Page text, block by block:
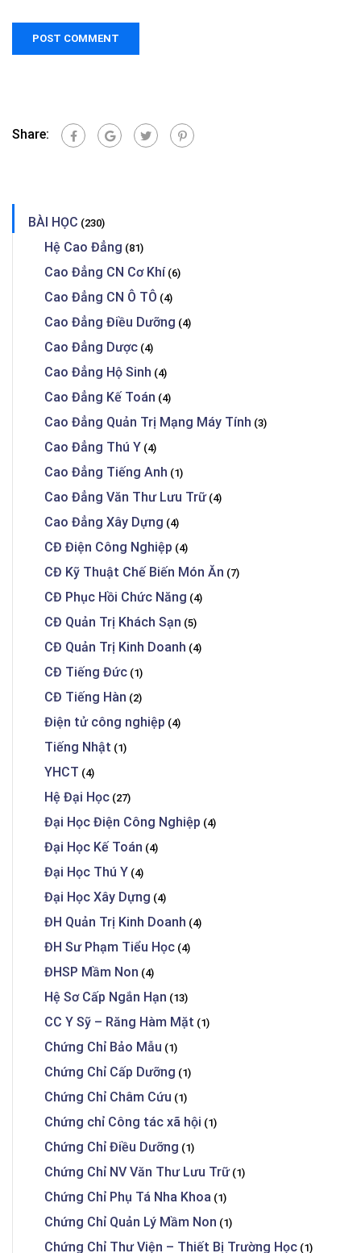
Share:
BÀI HỌC (230)
Hệ Cao Đẳng (81)
Cao Đẳng CN Cơ Khí (6)
Cao Đẳng CN Ô TÔ (4)
Cao Đẳng Điều Dưỡng (4)
Cao Đẳng Dược (4)
Cao Đẳng Hộ Sinh (4)
Cao Đẳng Kế Toán (4)
Cao Đẳng Quản Trị Mạng Máy Tính (3)
Cao Đẳng Thú Y (4)
Cao Đẳng Tiếng Anh (1)
Cao Đẳng Văn Thư Lưu Trữ(4)
Cao Đẳng Xây Dựng (4)
CĐ Điện Công Nghiệp (4)
CĐ Kỹ Thuật Chế Biến Món Ăn (7)
CĐ Phục Hồi Chức Năng (4)
CĐ Quản Trị Khách Sạn (5)
CĐ Quản Trị Kinh Doanh (4)
CĐ Tiếng Đức (1)
CĐ Tiếng Hàn (2)
Điện tử công nghiệp (4)
Tiếng Nhật (1)
YHCT (4)
Hệ Đại Học (27)
Đại Học Điện Công Nghiệp (4)
Đại Học Kế Toán (4)
Đại Học Thú Y (4)
Đại Học Xây Dựng (4)
ĐH Quản Trị Kinh Doanh (4)
ĐH Sư Phạm Tiểu Học (4)
ĐHSP Mầm Non (4)
Hệ Sơ Cấp Ngắn Hạn (13)
CC Y Sỹ – Răng Hàm Mặt (1)
Chứng Chỉ Bảo Mẫu (1)
Chứng Chỉ Cấp Dưỡng (1)
Chứng Chỉ Châm Cứu (1)
Chứng chỉ Công tác xã hội (1)
Chứng Chỉ Điều Dưỡng (1)
Chứng Chỉ NV Văn Thư Lưu Trữ(1)
Chứng Chỉ Phụ Tá Nha Khoa (1)
Chứng Chỉ Quản Lý Mầm Non (1)
Chứng Chỉ Thư Viện – Thiết Bị Trường Học (1)